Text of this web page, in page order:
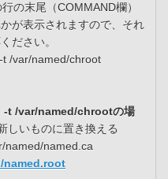
の末尾（COMMAND欄）
が表示されますので、それ
ださい。
/var/named/chroot
t /var/named/chrootの場
しいものに置き換える
named/named.ca
named.root